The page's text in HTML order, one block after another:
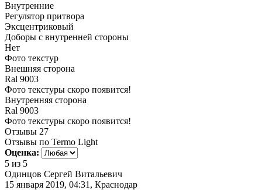
Внутренние
Регулятор притвора
Эксцентриковый
Доборы с внутренней стороны
Нет
Фото текстур
Внешняя сторона
Ral 9003
Фото текстуры скоро появится!
Внутренняя сторона
Ral 9003
Фото текстуры скоро появится!
Отзывы 27
Отзывы по Termo Light
Оценка:
5 из 5
Одинцов Сергей Витальевич
15 января 2019, 04:31, Краснодар